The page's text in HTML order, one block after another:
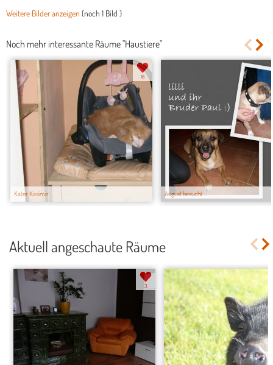
Weitere Bilder anzeigen (noch 1 Bild )
Noch mehr interessante Räume "Haustiere"
Kater Kasimir
16
August besucht....
Aktuell angeschaute Räume
3